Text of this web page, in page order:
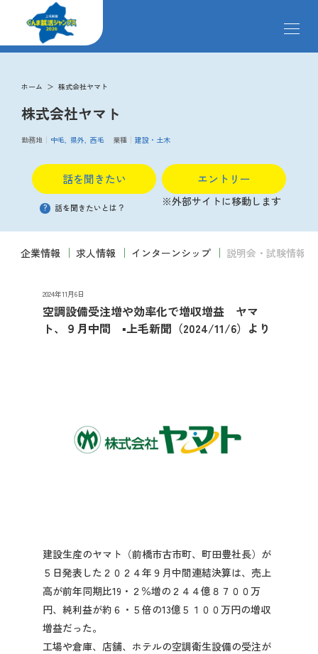
メ
求人検索
イベント
説明会
先輩社員の声
ログイン
ホーム 株式会社ヤマト
株式会社ヤマト
勤務地 中毛 県外 西毛 業種 建設・土木
話を聞きたい
? 話を聞きたいとは？
エントリー
※外部サイトに移動します
企業情報 求人情報 インターンシップ 説明会・試験情報
2024年11月6日
空調設備受注増や効率化で増収増益 ヤマ
ト、９月中間 ▪上毛新聞（2024/11/6）より
建設生産のヤマト（前橋市古市町、町田豊社長）が
５日発表した２０２４年９月中間連結決算は、売上
高が前年同期比19・２％増の２４４億８７００万
円、純利益が約６・５倍の13億５１００万円の増収
増益だった。
工場や倉庫、店舗、ホテルの空調衛生設備の受注が